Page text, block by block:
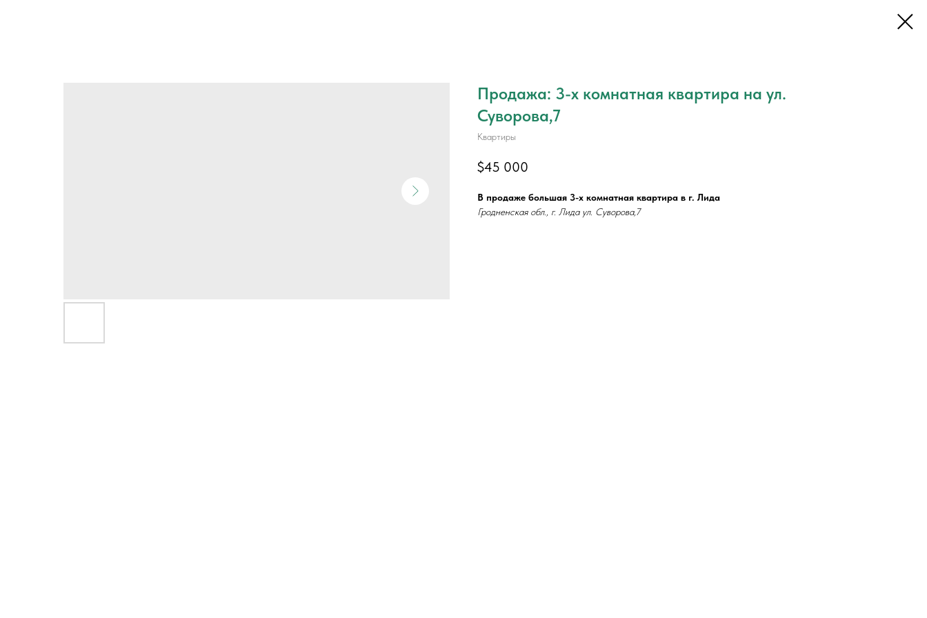
Продажа: 3-х комнатная квартира на ул.
Суворова,7
Квартиры
$45 000
В продаже большая 3-х комнатная квартира в г. Лида
Гродненская обл., г. Лида ул. Суворова,7